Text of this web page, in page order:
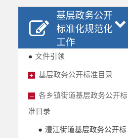
基层政务公开
标准化规范化
工作
● 文件引领
基层政务公开标准目录
各乡镇街道基层政务公开标
准目录
● 澧江街道基层政务公开标